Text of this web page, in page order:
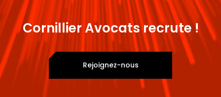
Cornillier Avocats recrute !
Rejoignez-nous